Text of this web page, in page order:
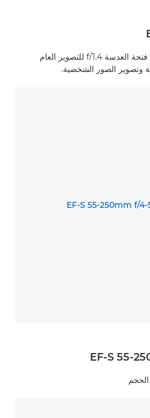
عدسة USM فائقة الأداء، ذات فتحة العدسة f/1.4 للتصوير العام
وتصوير الصور الشخصية.
EF-S 55-